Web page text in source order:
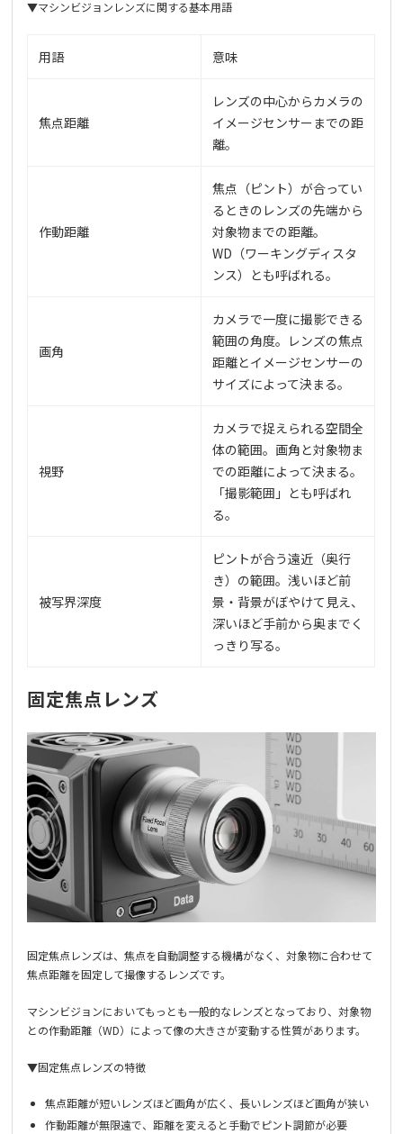
▼マシンビジョンレンズに関する基本用語
用語 意味
焦点距離
レンズの中心からカメラの
イメージセンサーまでの距
離。
作動距離
焦点（ピント）が合ってい
るときのレンズの先端から
対象物までの距離。
WD（ワーキングディスタ
ンス）とも呼ばれる。
画角
カメラで一度に撮影できる
範囲の角度。レンズの焦点
距離とイメージセンサーの
サイズによって決まる。
視野
カメラで捉えられる空間全
体の範囲。画角と対象物ま
での距離によって決まる。
「撮影範囲」とも呼ばれ
る。
被写界深度
ピントが合う遠近（奥行
き）の範囲。浅いほど前
景・背景がぼやけて見え、
深いほど手前から奥までく
っきり写る。
固定焦点レンズ
固定焦点レンズは、焦点を自動調整する機構がなく、対象物に合わせて
焦点距離を固定して撮像するレンズです。
マシンビジョンにおいてもっとも一般的なレンズとなっており、対象物
との作動距離（WD）によって像の大きさが変動する性質があります。
▼固定焦点レンズの特徴
焦点距離が短いレンズほど画角が広く、長いレンズほど画角が狭い
作動距離が無限遠で、距離を変えると手動でピント調節が必要